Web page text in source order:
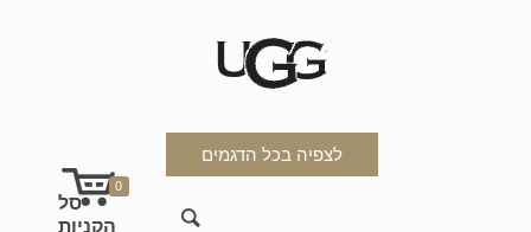
לצפיה בכל הדגמים
0